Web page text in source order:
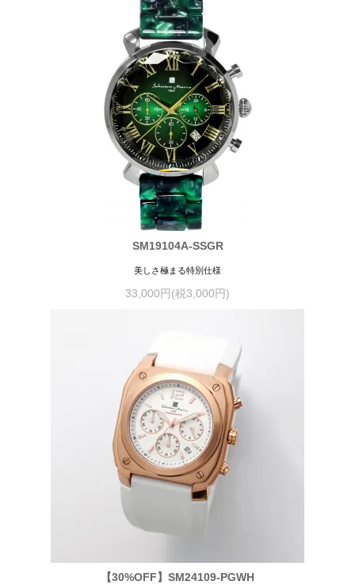
SM19104A-SSGR
美しさ極まる特別仕様
33,000円(税3,000円)
【30%OFF】SM24109-PGWH